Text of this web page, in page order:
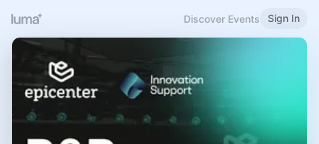
Discover Events Sign In